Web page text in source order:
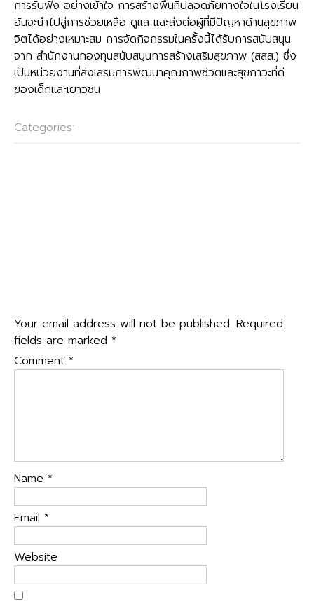
การรับฟัง อย่างเข้าใจ การสร้างพื้นที่ปลอดภัยทางใจในโรงเรียน
อันจะนำไปสู่การช่วยเหลือ ดูแล และส่งต่อผู้ที่มีปัญหาด้านสุขภาพ
จิตได้อย่างเหมาะสม การจัดกิจกรรมในครั้งนี้ได้รับการสนับสนุน
จาก สำนักงานกองทุนสนับสนุนการสร้างเสริมสุขภาพ (สสส.) ซึ่ง
เป็นหน่วยงานที่ส่งเสริมการพัฒนาคุณภาพชีวิตและสุขภาวะที่ดี
ของเด็กและเยาวชน
Categories:
Your email address will not be published. Required
fields are marked *
Comment *
Name *
Email *
Website